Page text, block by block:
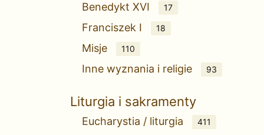
Benedykt XVI 17
Franciszek I 18
Misje 110
Inne wyznania i religie 93
Liturgia i sakramenty
Eucharystia / liturgia 411